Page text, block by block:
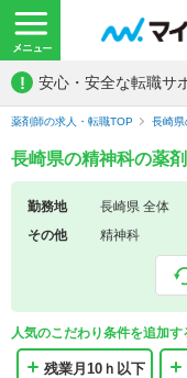
! 安心・安全な転職サ
薬剤師の求人・転職TOP 長崎県
長崎県の精神科の薬
勤務地
長崎県 全体
その他
精神科
人気のこだわり条件を追加す
残業月10ｈ以下